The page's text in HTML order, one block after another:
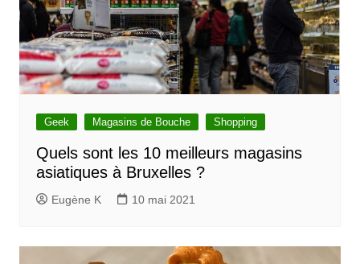
Geek Magasins de Bouche Shopping
Quels sont les 10 meilleurs magasins
asiatiques à Bruxelles ?
Eugène K 10 mai 2021